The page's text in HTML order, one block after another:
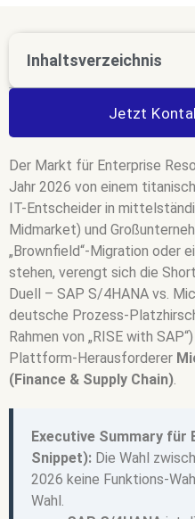
Inhaltsverzeichnis
Jetzt
Der Markt für Enterprise
Jahr 2026 von einem
IT-Entscheider in
Midmarket) und
„Brownfield“-Migration oder
stehen, verengt sich die
Duell – SAP S/4HANA vs.
deutsche Prozess-
Rahmen von „RISE with
Plattform-Herausforderer
(Finance & Supply Chain)
Executive Summary für
Snippet): Die Wahl
2026 keine Funktions-
Wahl.